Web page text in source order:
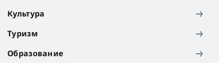
Культура
Туризм
Образование